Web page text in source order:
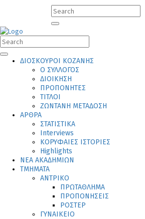
ΔΙΟΣΚΟΥΡΟΙ ΚΟΖΑΝΗΣ
Ο ΣΥΛΛΟΓΟΣ
ΔΙΟΙΚΗΣΗ
ΠΡΟΠΟΝΗΤΕΣ
ΤΙΤΛΟΙ
ΖΩΝΤΑΝΗ ΜΕΤΑΔΟΣΗ
ΑΡΘΡΑ
ΣΤΑΤΙΣΤΙΚΑ
Interviews
ΚΟΡΥΦΑΙΕΣ ΙΣΤΟΡΙΕΣ
Highlights
ΝΕΑ ΑΚΑΔΗΜΙΩΝ
ΤΜΗΜΑΤΑ
ΑΝΤΡΙΚΟ
ΠΡΩΤΑΘΛΗΜΑ
ΠΡΟΠΟΝΗΣΕΙΣ
ΡΟΣΤΕΡ
ΓΥΝΑΙΚΕΙΟ